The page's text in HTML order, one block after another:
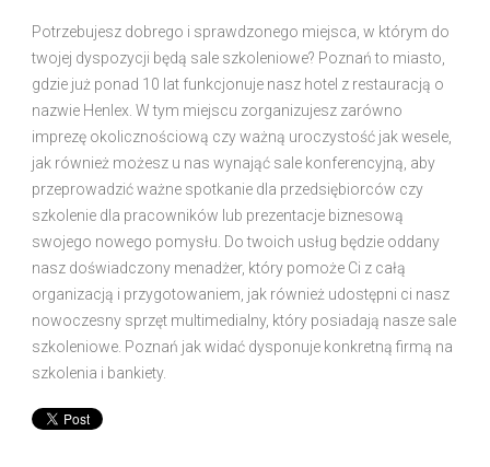
Potrzebujesz dobrego i sprawdzonego miejsca, w którym do
twojej dyspozycji będą sale szkoleniowe? Poznań to miasto,
gdzie już ponad 10 lat funkcjonuje nasz hotel z restauracją o
nazwie Henlex. W tym miejscu zorganizujesz zarówno
imprezę okolicznościową czy ważną uroczystość jak wesele,
jak również możesz u nas wynająć sale konferencyjną, aby
przeprowadzić ważne spotkanie dla przedsiębiorców czy
szkolenie dla pracowników lub prezentacje biznesową
swojego nowego pomysłu. Do twoich usług będzie oddany
nasz doświadczony menadżer, który pomoże Ci z całą
organizacją i przygotowaniem, jak również udostępni ci nasz
nowoczesny sprzęt multimedialny, który posiadają nasze sale
szkoleniowe. Poznań jak widać dysponuje konkretną firmą na
szkolenia i bankiety.